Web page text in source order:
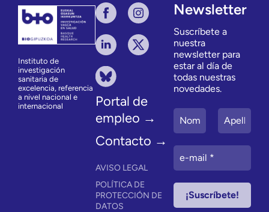
Instituto de
investigación
sanitaria de
excelencia, referencia
a nivel nacional e
internacional
Portal de
empleo →
Contacto →
AVISO LEGAL
POLÍTICA DE
PROTECCIÓN DE
DATOS
Newsletter
Suscríbete a
nuestra
newsletter para
estar al día de
todas nuestras
novedades.